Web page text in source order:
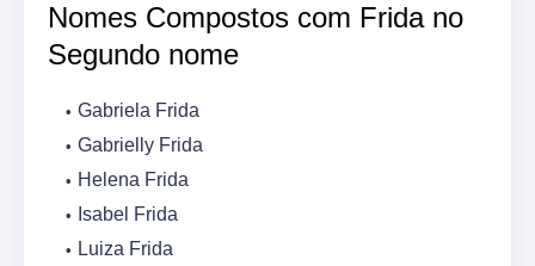
Nomes Compostos com Frida no
Segundo nome
Gabriela Frida
Gabrielly Frida
Helena Frida
Isabel Frida
Luiza Frida